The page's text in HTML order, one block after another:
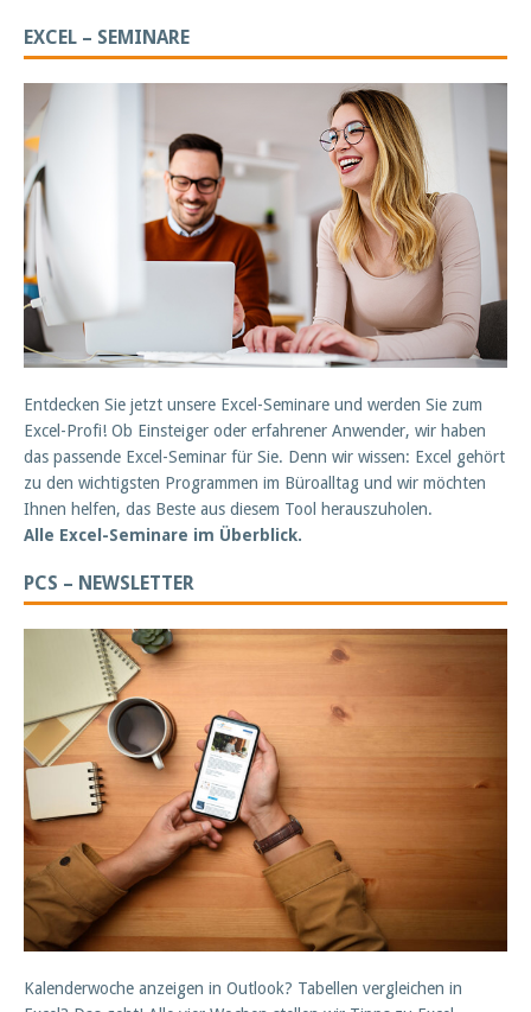
EXCEL – SEMINARE
Entdecken Sie jetzt unsere Excel-Seminare und werden Sie zum
Excel-Profi! Ob Einsteiger oder erfahrener Anwender, wir haben
das passende Excel-Seminar für Sie. Denn wir wissen: Excel gehört
zu den wichtigsten Programmen im Büroalltag und wir möchten
Ihnen helfen, das Beste aus diesem Tool herauszuholen.
Alle Excel-Seminare im Überblick.
PCS – NEWSLETTER
Kalenderwoche anzeigen in Outlook? Tabellen vergleichen in